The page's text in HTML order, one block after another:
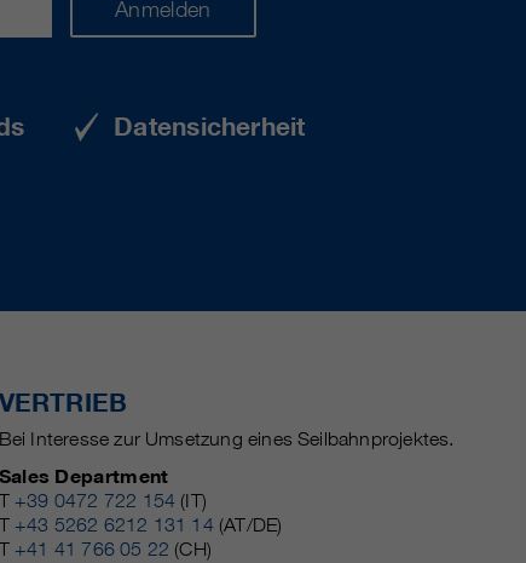
Anmelden
Datensicherheit
VERTRIEB
Bei Interesse zur Umsetzung eines Seilbahnprojektes.
Sales Department
T +39 0472 722 154 (IT)
T +43 5262 6212 131 14(AT/DE)
T +41 41 766 05 22 (CH)